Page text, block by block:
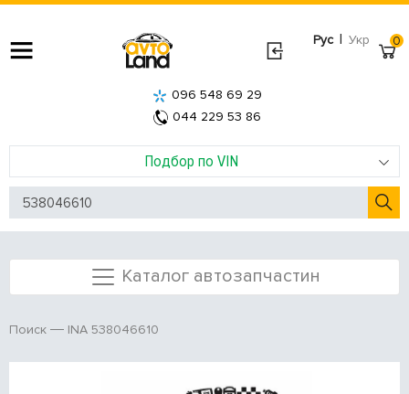
Рус | Укр
Подбор по VIN
096 548 69 29
044 229 53 86
0
Каталог автозапчастин
Поиск INA 538046610